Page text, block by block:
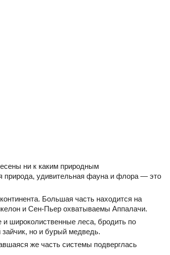
ни к каким природным
природа, удивительная фауна и флора — это
Большая часть находится на
и Сен-Пьер охватываемы Аппалачи.
широколиственные леса, бродить по
но и бурый медведь.
же часть системы подверглась